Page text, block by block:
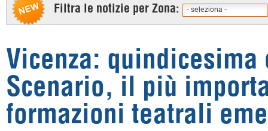
Filtra le notizie per Zona: - seleziona -
Vicenza:
Scenario, il più
formazioni teatrali